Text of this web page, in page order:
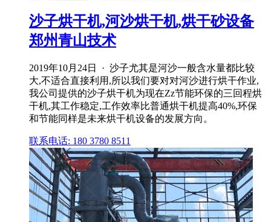
沙子烘干机,河沙烘干机,烘干砂设备
郑州青山技术
2019年10月24日 · 沙子尤其是河沙一般含水量都比较
大,不适合直接利用,所以我们要对对河沙进行烘干作业,
我公司提供的沙子烘干机为现在Zz节能环保的三回程烘
干机,其工作稳定,工作效率比普通烘干机提高40%,环保
和节能同样是未来烘干机设备的发展方向。
联系电话: 180 3780 8511